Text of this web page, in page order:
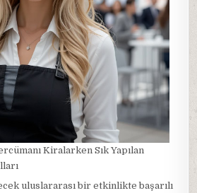
Kiralarken Sık Yapılan
uluslararası bir etkinlikte başarılı